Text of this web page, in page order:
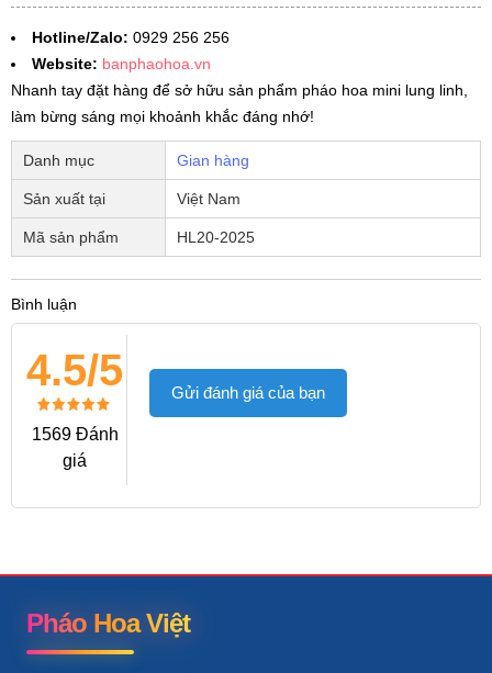
Hotline/Zalo: 0929 256 256
Website: banphaohoa.vn
Nhanh tay đặt hàng để sở hữu sản phẩm pháo hoa mini lung linh,
làm bừng sáng mọi khoảnh khắc đáng nhớ!
Danh mục Gian hàng
Sản xuất tại Việt Nam
Mã sản phẩm HL20-2025
Bình luận
4.5/5
1569 Đánh
giá
Gửi đánh giá của bạn
Pháo Hoa Việt